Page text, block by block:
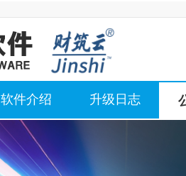
软件介绍 升级日志